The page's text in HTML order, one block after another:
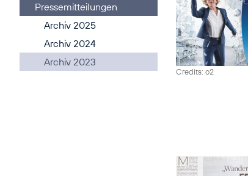
Pressemitteilungen
Archiv 2025
Archiv 2024
Archiv 2023
Credits: o2